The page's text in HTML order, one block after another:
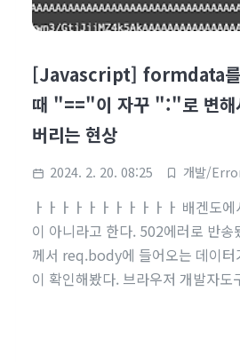
[Javascript] formdata를
때 "=="이 자꾸 ":"로 변해
버리는 현상
2024. 2. 20. 08:25 개발/
ㅏㅏㅏㅏㅏㅏㅏㅏㅏㅏㅏ 배겐도
이 아니라고 한다. 502에러로 반송
께서 req.body에 들어오는 데이터
이 확인해봤다. 브라우저 개발자도
보면 9k=인데 파싱없이 바로 확인